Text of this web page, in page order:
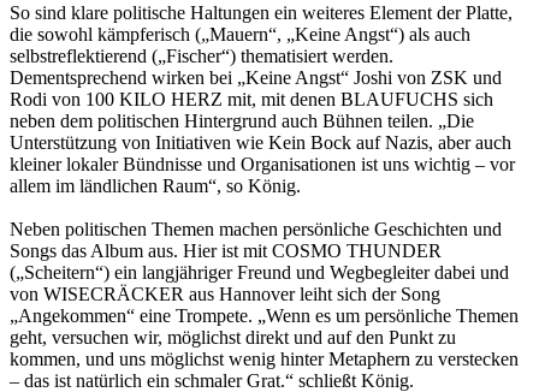
So sind klare politische Haltungen ein weiteres Element der Platte,
die sowohl kämpferisch („Mauern“, „Keine Angst“) als auch
selbstreflektierend („Fischer“) thematisiert werden.
Dementsprechend wirken bei „Keine Angst“ Joshi von ZSK und
Rodi von 100 KILO HERZ mit, mit denen BLAUFUCHS sich
neben dem politischen Hintergrund auch Bühnen teilen. „Die
Unterstützung von Initiativen wie Kein Bock auf Nazis, aber auch
kleiner lokaler Bündnisse und Organisationen ist uns wichtig – vor
allem im ländlichen Raum“, so König.
Neben politischen Themen machen persönliche Geschichten und
Songs das Album aus. Hier ist mit COSMO THUNDER
(„Scheitern“) ein langjähriger Freund und Wegbegleiter dabei und
von WISECRÄCKER aus Hannover leiht sich der Song
„Angekommen“ eine Trompete. „Wenn es um persönliche Themen
geht, versuchen wir, möglichst direkt und auf den Punkt zu
kommen, und uns möglichst wenig hinter Metaphern zu verstecken
– das ist natürlich ein schmaler Grat.“ schließt König.